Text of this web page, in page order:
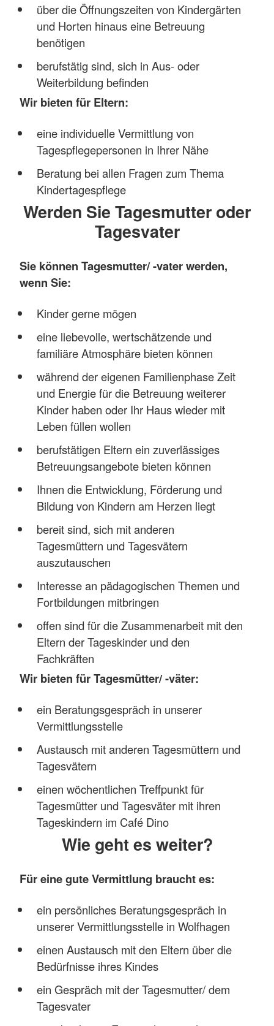
über die Öffnungszeiten von Kindergärten
und Horten hinaus eine Betreuung
benötigen
berufstätig sind, sich in Aus- oder
Weiterbildung befinden
Wir bieten für Eltern:
eine individuelle Vermittlung von
Tagespflegepersonen in Ihrer Nähe
Beratung bei allen Fragen zum Thema
Kindertagespflege
Werden Sie Tagesmutter oder
Tagesvater
Sie können Tagesmutter/ -vater werden,
wenn Sie:
Kinder gerne mögen
eine liebevolle, wertschätzende und
familiäre Atmosphäre bieten können
während der eigenen Familienphase Zeit
und Energie für die Betreuung weiterer
Kinder haben oder Ihr Haus wieder mit
Leben füllen wollen
berufstätigen Eltern ein zuverlässiges
Betreuungsangebote bieten können
Ihnen die Entwicklung, Förderung und
Bildung von Kindern am Herzen liegt
bereit sind, sich mit anderen
Tagesmüttern und Tagesvätern
auszutauschen
Interesse an pädagogischen Themen und
Fortbildungen mitbringen
offen sind für die Zusammenarbeit mit den
Eltern der Tageskinder und den
Fachkräften
Wir bieten für Tagesmütter/ -väter:
ein Beratungsgespräch in unserer
Vermittlungsstelle
Austausch mit anderen Tagesmüttern und
Tagesvätern
einen wöchentlichen Treffpunkt für
Tagesmütter und Tagesväter mit ihren
Tageskindern im Café Dino
Wie geht es weiter?
Für eine gute Vermittlung braucht es:
ein persönliches Beratungsgespräch in
unserer Vermittlungsstelle in Wolfhagen
einen Austausch mit den Eltern über die
Bedürfnisse ihres Kindes
ein Gespräch mit der Tagesmutter/ dem
Tagesvater